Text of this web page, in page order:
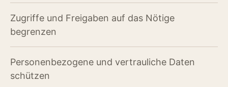
Zugriffe und Freigaben auf das Nötige
begrenzen
Personenbezogene und vertrauliche Daten
schützen